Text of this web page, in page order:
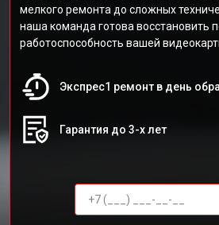
мелкого ремонта до сложных
наша команда готова восстановить
работоспособность вашей
Экспрес1 ремонт в день
Гарантия до 3-х лет